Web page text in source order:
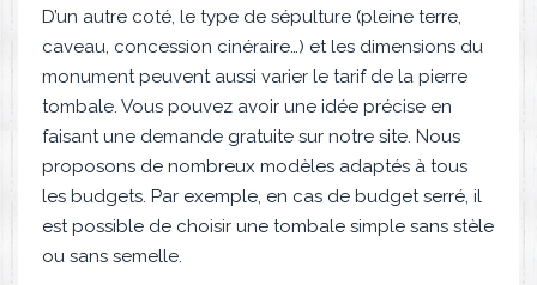
D’un autre coté, le type de sépulture (pleine terre,
caveau, concession cinéraire…) et les dimensions du
monument peuvent aussi varier le tarif de la pierre
tombale. Vous pouvez avoir une idée précise en
faisant une demande gratuite sur notre site. Nous
proposons de nombreux modèles adaptés à tous
les budgets. Par exemple, en cas de budget serré, il
est possible de choisir une tombale simple sans stèle
ou sans semelle.